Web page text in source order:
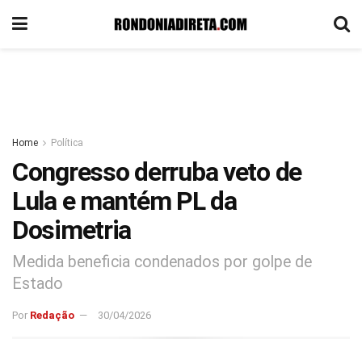
Home Política
Congresso derruba veto de
Lula e mantém PL da
Dosimetria
Medida beneficia condenados por golpe de
Estado
Por Redação 30/04/2026